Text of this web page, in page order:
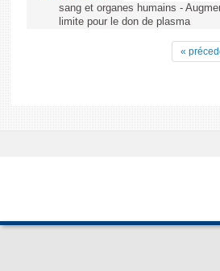
sang et organes humains -
limite pour le don de plasma
«